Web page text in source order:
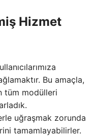
Hizmet
Bu amaçla,
tüm modülleri
uğraşmak zorunda
tamamlayabilirler.